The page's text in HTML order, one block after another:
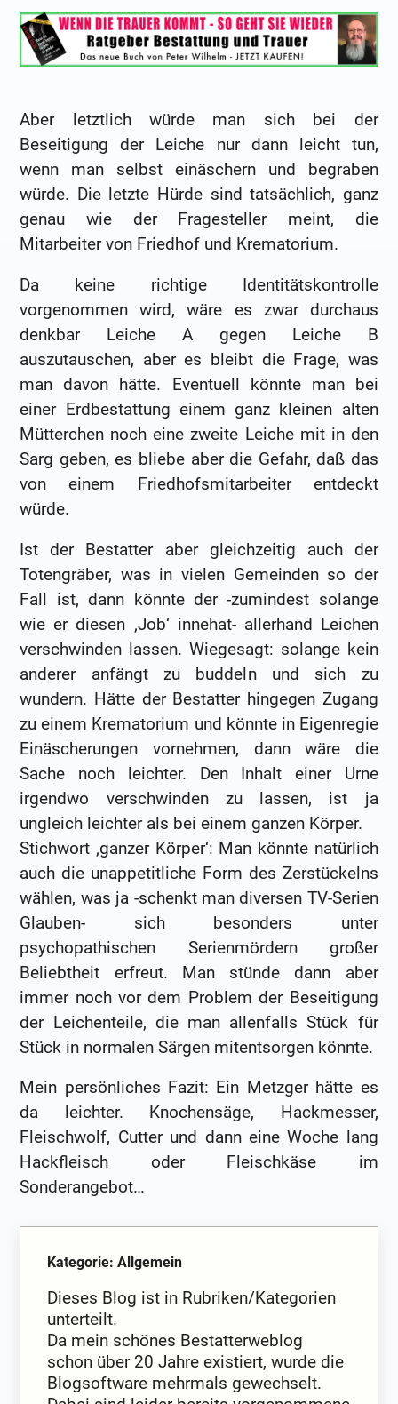
Aber letztlich würde man sich bei der
Beseitigung der Leiche nur dann leicht tun,
wenn man selbst einäschern und begraben
würde. Die letzte Hürde sind tatsächlich, ganz
genau wie der Fragesteller meint, die
Mitarbeiter von Friedhof und Krematorium.
Da keine richtige Identitätskontrolle
vorgenommen wird, wäre es zwar durchaus
denkbar Leiche A gegen Leiche B
auszutauschen, aber es bleibt die Frage, was
man davon hätte. Eventuell könnte man bei
einer Erdbestattung einem ganz kleinen alten
Mütterchen noch eine zweite Leiche mit in den
Sarg geben, es bliebe aber die Gefahr, daß das
von einem Friedhofsmitarbeiter entdeckt
würde.
Ist der Bestatter aber gleichzeitig auch der
Totengräber, was in vielen Gemeinden so der
Fall ist, dann könnte der -zumindest solange
wie er diesen ‚Job‘ innehat- allerhand Leichen
verschwinden lassen. Wiegesagt: solange kein
anderer anfängt zu buddeln und sich zu
wundern. Hätte der Bestatter hingegen Zugang
zu einem Krematorium und könnte in Eigenregie
Einäscherungen vornehmen, dann wäre die
Sache noch leichter. Den Inhalt einer Urne
irgendwo verschwinden zu lassen, ist ja
ungleich leichter als bei einem ganzen Körper.
Stichwort ‚ganzer Körper‘: Man könnte natürlich
auch die unappetitliche Form des Zerstückelns
wählen, was ja -schenkt man diversen TV-Serien
Glauben- sich besonders unter
psychopathischen Serienmördern großer
Beliebtheit erfreut. Man stünde dann aber
immer noch vor dem Problem der Beseitigung
der Leichenteile, die man allenfalls Stück für
Stück in normalen Särgen mitentsorgen könnte.
Mein persönliches Fazit: Ein Metzger hätte es
da leichter. Knochensäge, Hackmesser,
Fleischwolf, Cutter und dann eine Woche lang
Hackfleisch oder Fleischkäse im
Sonderangebot…
Kategorie: Allgemein
Dieses Blog ist in Rubriken/Kategorien
unterteilt.
Da mein schönes Bestatterweblog
schon über 20 Jahre existiert, wurde die
Blogsoftware mehrmals gewechselt.